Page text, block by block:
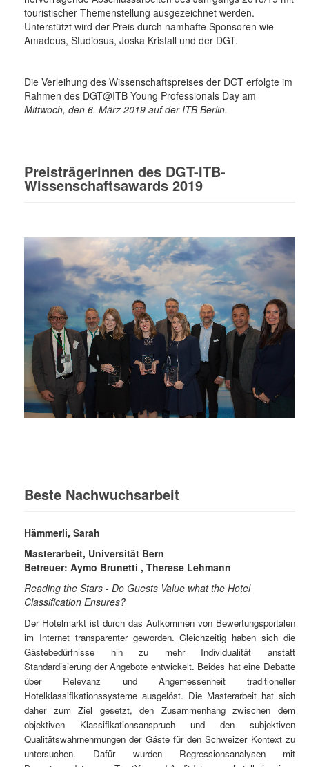
touristischer Themenstellung ausgezeichnet werden.
Unterstützt wird der Preis durch namhafte Sponsoren wie
Amadeus, Studiosus, Joska Kristall und der DGT.
Die Verleihung des Wissenschaftspreises der DGT erfolgte im
Rahmen des DGT@ITB Young Professionals Day am
Mittwoch, den 6. März 2019 auf der ITB Berlin.
Preisträgerinnen des DGT-ITB-
Wissenschaftsawards 2019
Beste Nachwuchsarbeit
Hämmerli, Sarah
Masterarbeit, Universität Bern
Betreuer: Aymo Brunetti , Therese Lehmann
Reading the Stars - Do Guests Value what the Hotel
Classification Ensures?
Der Hotelmarkt ist durch das Aufkommen von Bewertungsportalen
im Internet transparenter geworden. Gleichzeitig haben sich die
Gästebedürfnisse hin zu mehr Individualität anstatt
Standardisierung der Angebote entwickelt. Beides hat eine Debatte
über Relevanz und Angemessenheit traditioneller
Hotelklassifikationssysteme ausgelöst. Die Masterarbeit hat sich
daher zum Ziel gesetzt, den Zusammenhang zwischen dem
objektiven Klassifikationsanspruch und den subjektiven
Qualitätswahrnehmungen der Gäste für den Schweizer Kontext zu
untersuchen. Dafür wurden Regressionsanalysen mit